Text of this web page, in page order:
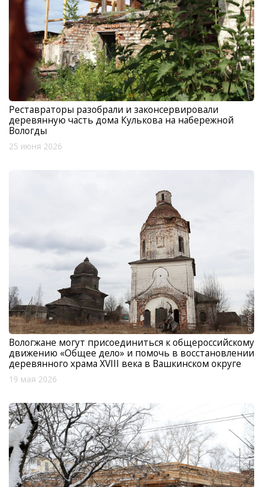
Реставраторы разобрали и законсервировали
деревянную часть дома Кулькова на набережной
Вологды
25 июня 2026
Вологжане могут присоединиться к общероссийскому
движению «Общее дело» и помочь в восстановлении
деревянного храма XVIII века в Вашкинском округе
19 мая 2026